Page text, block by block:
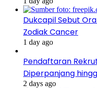
Dukcapil Sebut
Zodiak Cancer
1 day ago
Pendaftaran
Diperpanjang
2 days ago